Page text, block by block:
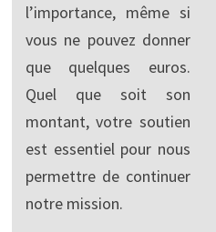
l’importance, même si
vous ne pouvez donner
que quelques euros.
Quel que soit son
montant, votre soutien
est essentiel pour nous
permettre de continuer
notre mission.